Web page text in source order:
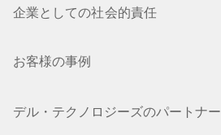
企業としての社会的責任
お客様の事例
デル・テクノロジーズのパートナー